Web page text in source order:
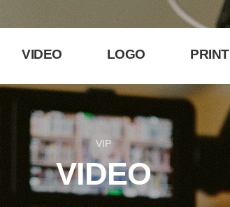
VIDEO LOGO PRINT
VIP
VIDEO